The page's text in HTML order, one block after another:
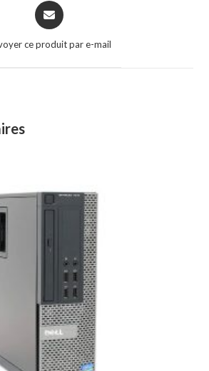
Opens
in
new
ce produit par e-mail